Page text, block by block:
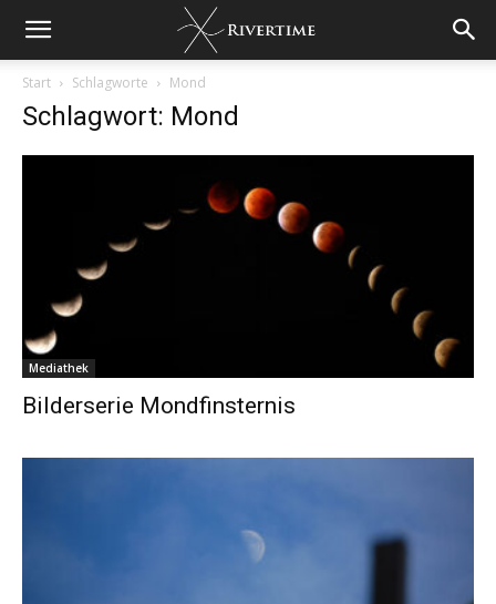
Start Schlagworte Mond
Schlagwort: Mond
Mediathek
Bilderserie Mondfinsternis